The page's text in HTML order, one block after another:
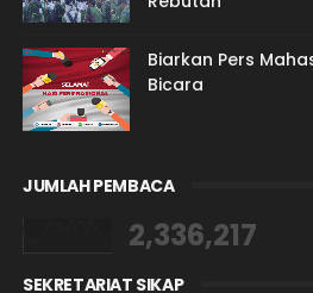
Biarkan Pers
Bicara
JUMLAH PEMBACA
2,336,217
SEKRETARIAT SIKAP